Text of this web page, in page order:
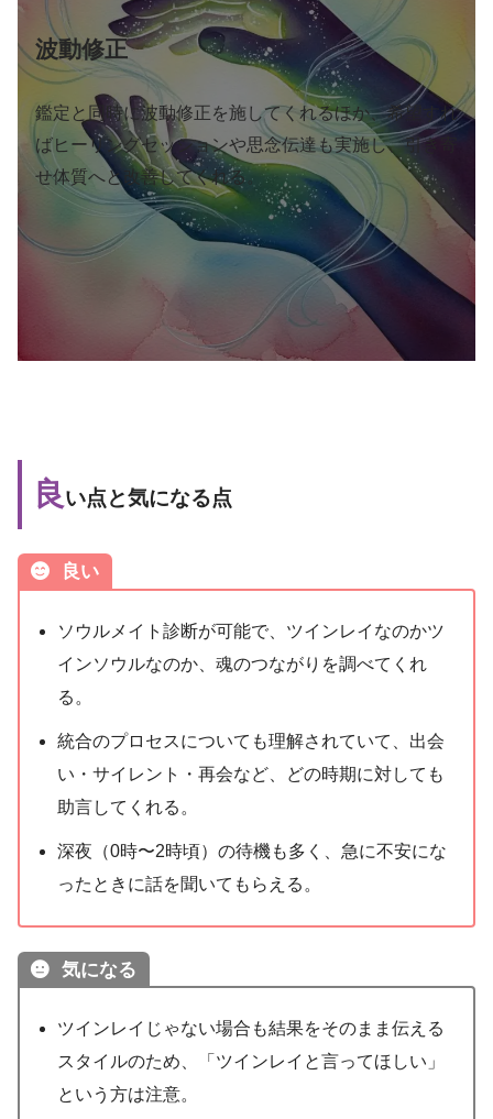
波動修正
鑑定と同時に波動修正を施してくれるほか、希望すれ
ばヒーリングセッションや思念伝達も実施し、引き寄
せ体質へと改善してくれる。
良い点と気になる点
良い
ソウルメイト診断が可能で、ツインレイなのかツ
インソウルなのか、魂のつながりを調べてくれ
る。
統合のプロセスについても理解されていて、出会
い・サイレント・再会など、どの時期に対しても
助言してくれる。
深夜（0時〜2時頃）の待機も多く、急に不安にな
ったときに話を聞いてもらえる。
気になる
ツインレイじゃない場合も結果をそのまま伝える
スタイルのため、「ツインレイと言ってほしい」
という方は注意。